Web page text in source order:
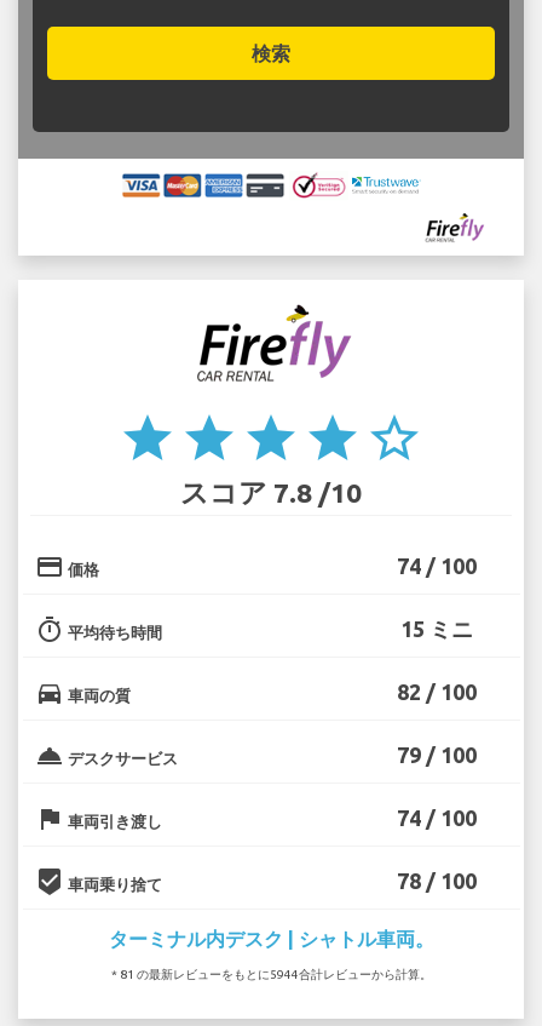
検索
star star star star star_border
スコア 7.8 /10
credit_card 価格 74 / 100
timer 平均待ち時間 15 ミニ
directions_car 車両の質 82 / 100
room_service デスクサービス 79 / 100
flag 車両引き渡し 74 / 100
beenhere 車両乗り捨て 78 / 100
ターミナル内デスク | シャトル車両。
* 81 の最新レビューをもとに5944合計レビューから計算。